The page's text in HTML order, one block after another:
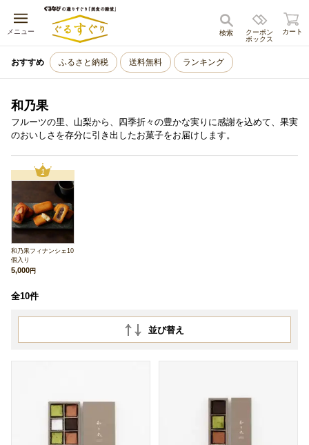
メニュー
キャンセル
クーポン
ボックス
検索 カート
おすすめ ふるさと納税 送料無料 ランキング
和乃果
フルーツの里、山梨から、四季折々の豊かな実りに感謝を込めて、果実
のおいしさを存分に引き出したお菓子をお届けします。
1
和乃果フィナンシェ10
個入り
5,000 円
全10件
並び替え